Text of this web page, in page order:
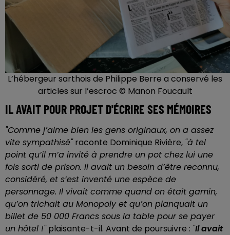
L’hébergeur sarthois de Philippe Berre a conservé les
articles sur l’escroc © Manon Foucault
IL AVAIT POUR PROJET D'ÉCRIRE SES MÉMOIRES
"Comme j’aime bien les gens originaux, on a assez
vite sympathisé"raconte Dominique Rivière, "à tel
point qu’il m’a invité à prendre un pot chez lui une
fois sorti de prison. Il avait un besoin d’être reconnu,
considéré, et s’est inventé une espèce de
personnage. Il vivait comme quand on était gamin,
qu’on trichait au Monopoly et qu’on planquait un
billet de 50 000 Francs sous la table pour se payer
un hôtel !"plaisante-t-il. Avant de poursuivre : "Il avait